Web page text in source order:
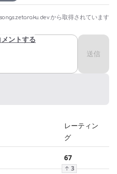
から取得されています
送信
ントする
レーティン
グ
67
↑ 3